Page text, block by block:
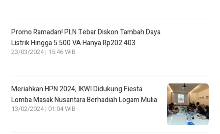
Promo Ramadan! PLN Tebar Diskon Tambah Daya
Listrik Hingga 5.500 VA Hanya Rp202.403
23/03/2024 | 15:46 WIB
Meriahkan HPN 2024, IKWI Didukung Fiesta
Lomba Masak Nusantara Berhadiah Logam Mulia
13/02/2024 | 01:04 WIB